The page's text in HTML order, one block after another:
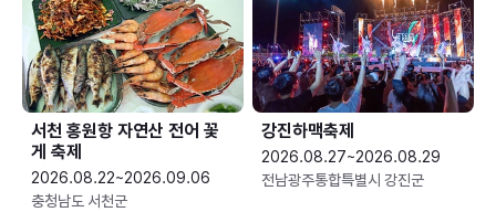
서천 홍원항 자연산 전어 꽃
게 축제
2026.08.22~2026.09.06
충청남도 서천군
강진하맥축제
2026.08.27~2026.08.29
전남광주통합특별시 강진군